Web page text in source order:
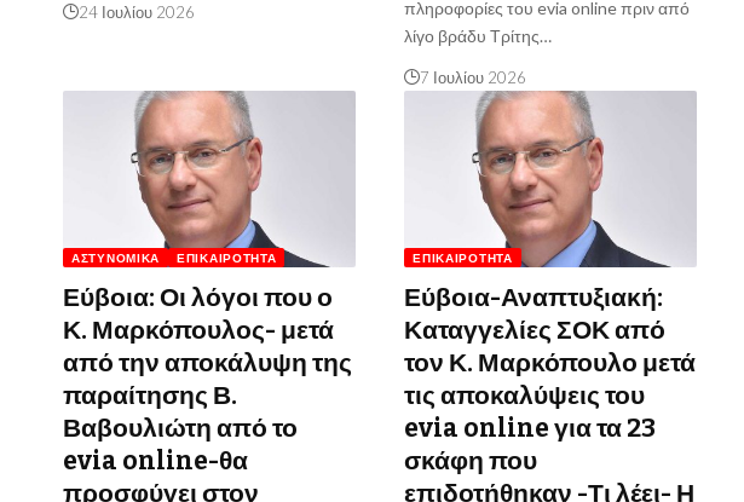
24 Ιουλίου 2026
πληροφορίες του evia online πριν από
λίγο βράδυ Τρίτης…
7 Ιουλίου 2026
ΑΣΤΥΝΟΜΙΚΆ ΕΠΙΚΑΙΡΌΤΗΤΑ
Εύβοια: Οι λόγοι που ο
Κ. Μαρκόπουλος- μετά
από την αποκάλυψη της
παραίτησης Β.
Βαβουλιώτη από το
evia online-θα
προσφύγει στον
ΕΠΙΚΑΙΡΌΤΗΤΑ
Εύβοια-Αναπτυξιακή:
Καταγγελίες ΣΟΚ από
τον Κ. Μαρκόπουλο μετά
τις αποκαλύψεις του
evia online για τα 23
σκάφη που
επιδοτήθηκαν -Τι λέει- Η